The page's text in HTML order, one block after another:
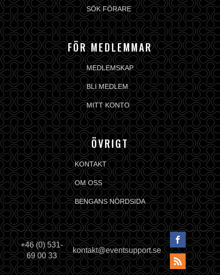
SÖK FÖRARE
FÖR MEDLEMMAR
MEDLEMSKAP
BLI MEDLEM
MITT KONTO
ÖVRIGT
KONTAKT
OM OSS
BENGANS NÖRDSIDA
+46 (0) 531-
69 00 33
kontakt@eventsupport.se